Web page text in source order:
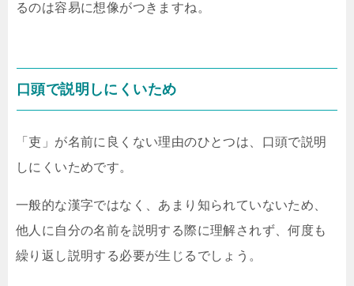
るのは容易に想像がつきますね。
口頭で説明しにくいため
「吏」が名前に良くない理由のひとつは、口頭で説明
しにくいためです。
一般的な漢字ではなく、あまり知られていないため、
他人に自分の名前を説明する際に理解されず、何度も
繰り返し説明する必要が生じるでしょう。